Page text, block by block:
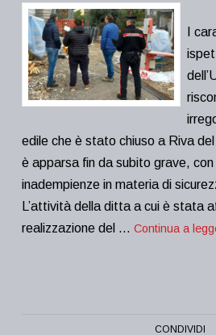
I
edile che è stato chiuso a Riva
è apparsa fin da subito grave,
inadempienze in materia di
L’attività della ditta a cui è stata
realizzazione del … Continua a
CONDIVIDI